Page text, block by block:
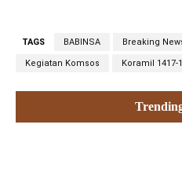
TAGS BABINSA Breaking
Kegiatan Komsos Koramil